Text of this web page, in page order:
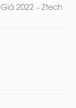
2022 – Ztech